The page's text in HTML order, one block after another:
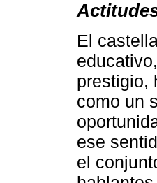
El
prestigio,
como un
ese
el